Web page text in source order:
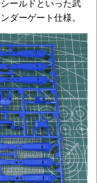
ールドといった武
ダーゲート仕様。